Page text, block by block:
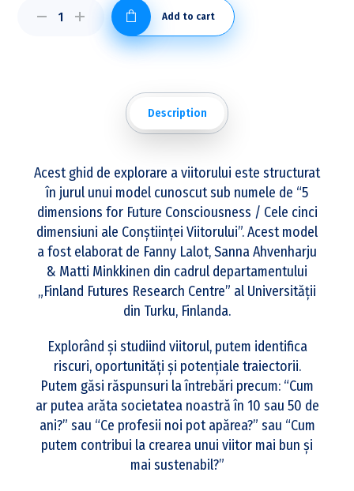
Add to cart
Description
Acest ghid de explorare a viitorului este structurat
în jurul unui model cunoscut sub numele de “5
dimensions for Future Consciousness / Cele cinci
dimensiuni ale Conștiinței Viitorului”. Acest model
a fost elaborat de Fanny Lalot, Sanna Ahvenharju
& Matti Minkkinen din cadrul departamentului
„Finland Futures Research Centre” al Universității
din Turku, Finlanda.
Explorând și studiind viitorul, putem identifica
riscuri, oportunități și potențiale traiectorii.
Putem găsi răspunsuri la întrebări precum: “Cum
ar putea arăta societatea noastră în 10 sau 50 de
ani?” sau “Ce profesii noi pot apărea?” sau “Cum
putem contribui la crearea unui viitor mai bun și
mai sustenabil?”